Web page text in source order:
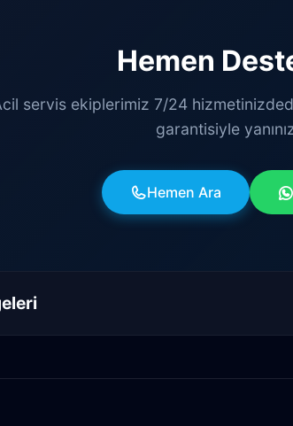
Hemen
servis ekiplerimiz 7/24
garantisiyle
Hemen Ara